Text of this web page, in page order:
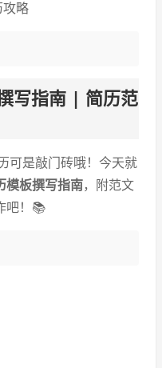
略
写指南 | 简历范
可是敲门砖哦！今天就
模板撰写指南，附范文
吧！📚